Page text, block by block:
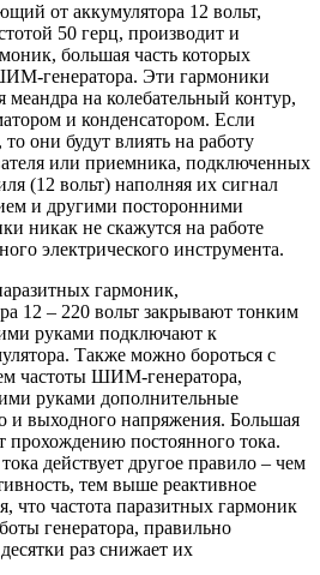
от аккумулятора 12 вольт,
50 герц, производит и
большая часть которых
генератора. Эти гармоники
меандра на колебательный контур,
и конденсатором. Если
они будут влиять на работу
или приемника, подключенных
(12 вольт) наполняя их сигнал
и другими посторонними
никак не скажутся на работе
электрического инструмента.
гармоник,
12 – 220 вольт закрывают тонким
руками подключают к
Также можно бороться с
частоты ШИМ-генератора,
руками дополнительные
и выходного напряжения. Большая
прохождению постоянного тока.
действует другое правило – чем
тем выше реактивное
что частота паразитных гармоник
генератора, правильно
раз снижает их